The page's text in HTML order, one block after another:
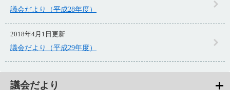
議会だより
議会だより（平成28年度）
2018年4月1日更新
議会だより（平成29年度）